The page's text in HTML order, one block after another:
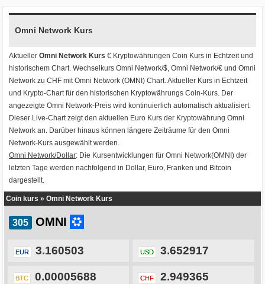
Omni Network Kurs
Aktueller Omni Network Kurs € Kryptowährungen Coin Kurs in Echtzeit und
historischem Chart. Wechselkurs Omni Network/$, Omni Network/€ und Omni
Network zu CHF mitOmni Network (OMNI) Chart. Aktueller Kurs in Echtzeit
und Krypto-Chart für den historischen Kryptowährungs Coin-Kurs. Der
angezeigte Omni Network-Preis wird kontinuierlich automatisch aktualisiert.
Dieser Live-Chart zeigt den aktuellen Euro Kurs der Kryptowährung Omni
Network an. Darüber hinaus können längere Zeiträume für den Omni
Network-Kurs ausgewählt werden.
Omni Network/Dollar: Die Kursentwicklungen für Omni Network(OMNI) der
letzten Tage werden nachfolgend in Dollar, Euro, Franken und Bitcoin
dargestellt.
Coin kurs » Omni Network Kurs
OMNI
EUR 3.160503 USD 3.652917
BTC 0.00005688 CHF 2.949365